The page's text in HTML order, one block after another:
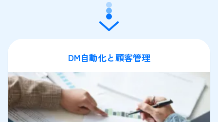
DM自動化と顧客管理